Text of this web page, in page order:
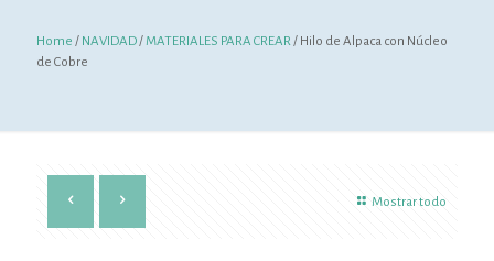
Home / NAVIDAD/MATERIALES PARA CREAR/ Hilo de Alpaca con Núcleo
de Cobre
Mostrar todo